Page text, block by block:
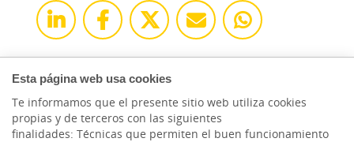
Esta página web usa cookies
Te informamos que el presente sitio web utiliza cookies
propias y de terceros con las siguientes
finalidades: Técnicas que permiten el buen funcionamiento